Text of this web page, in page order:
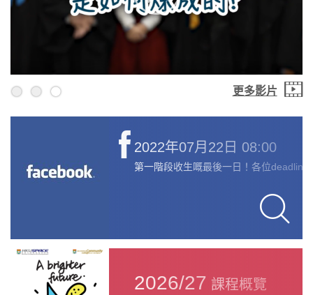
更多影片
2022年07月22日 08:00
第一階段收生嘅最後一日！各位deadline
2026/27 課程概覽